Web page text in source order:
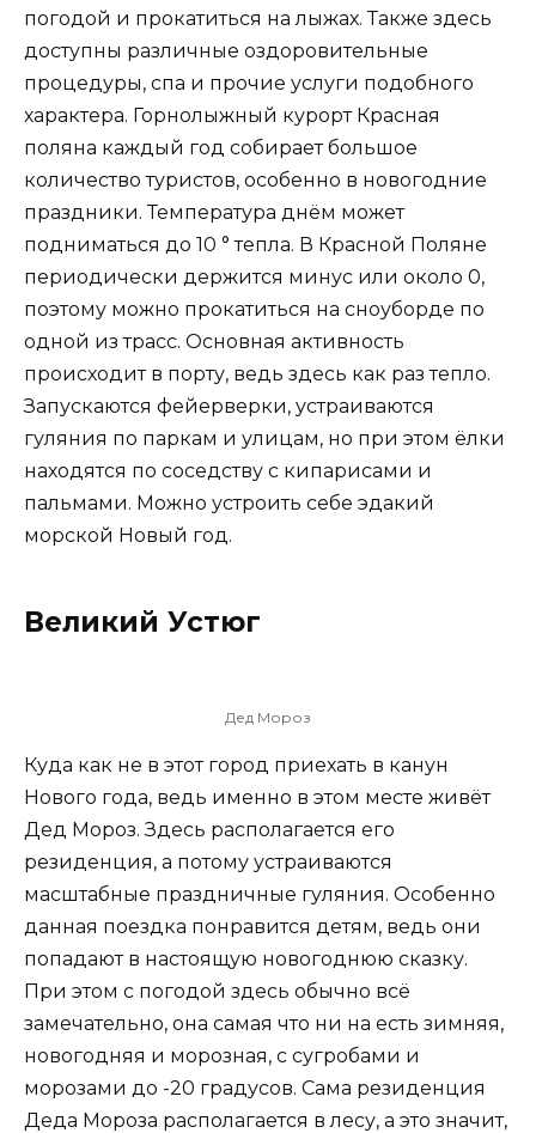
погодой и прокатиться на лыжах. Также здесь
доступны различные оздоровительные
процедуры, спа и прочие услуги подобного
характера. Горнолыжный курорт Красная
поляна каждый год собирает большое
количество туристов, особенно в новогодние
праздники. Температура днём может
подниматься до 10 ° тепла. В Красной Поляне
периодически держится минус или около 0,
поэтому можно прокатиться на сноуборде по
одной из трасс. Основная активность
происходит в порту, ведь здесь как раз тепло.
Запускаются фейерверки, устраиваются
гуляния по паркам и улицам, но при этом ёлки
находятся по соседству с кипарисами и
пальмами. Можно устроить себе эдакий
морской Новый год.
Великий Устюг
Дед Мороз
Куда как не в этот город приехать в канун
Нового года, ведь именно в этом месте живёт
Дед Мороз. Здесь располагается его
резиденция, а потому устраиваются
масштабные праздничные гуляния. Особенно
данная поездка понравится детям, ведь они
попадают в настоящую новогоднюю сказку.
При этом с погодой здесь обычно всё
замечательно, она самая что ни на есть зимняя,
новогодняя и морозная, с сугробами и
морозами до -20 градусов. Сама резиденция
Деда Мороза располагается в лесу, а это значит,